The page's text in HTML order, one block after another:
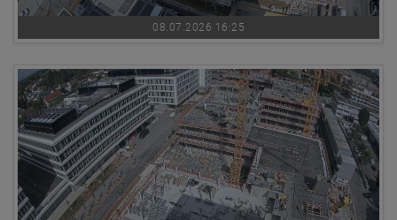
08.07.2026 16:25